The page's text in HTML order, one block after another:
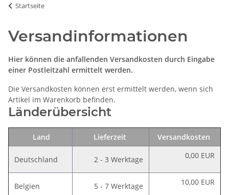
Startseite
Versandinformationen
Hier können die anfallenden Versandkosten durch Eingabe
einer Postleitzahl ermittelt werden.
Die Versandkosten können erst ermittelt werden, wenn sich
Artikel im Warenkorb befinden.
Länderübersicht
Land Lieferzeit Versandkosten
Deutschland 2 - 3 Werktage 0,00 EUR
Belgien 5 - 7 Werktage 10,00 EUR